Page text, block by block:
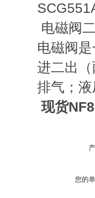
电磁阀
电磁阀
进二出
排气；
现货
您的